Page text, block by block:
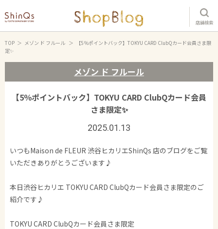
店舗検索
TOP メゾン ド フルール
【5％ポイントバック】TOKYU CARD ClubQカード会員さま限
定✨
メゾン ド フルール
【5％ポイントバック】TOKYU CARD ClubQカード会員
さま限定✨
2025.01.13
いつもMaison de FLEUR 渋谷ヒカリエShinQs 店のブログをご覧
いただきありがとうございます♪
本日渋谷ヒカリエ TOKYU CARD ClubQカード会員さま限定のご
紹介です♪
TOKYU CARD ClubQカード会員さま限定